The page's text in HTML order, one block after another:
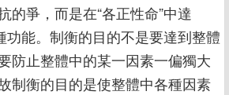
的爭，而是在“各正性命”中達
功能。制衡的目的不是要達到整體
防止整體中的某一因素一偏獨大
制衡的目的是使整體中各種因素